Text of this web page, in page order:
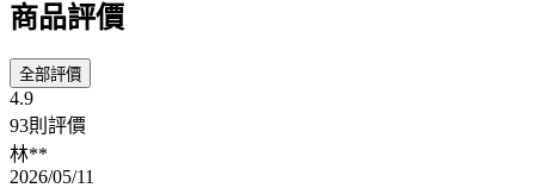
商品評價
全部評價
4.9
93則評價
林**
2026/05/11